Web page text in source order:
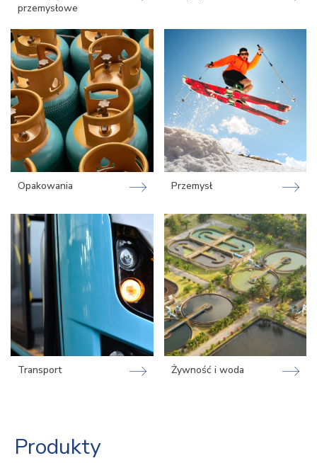
przemysłowe
Opakowania Przemysł
Transport Żywność i woda
Produkty